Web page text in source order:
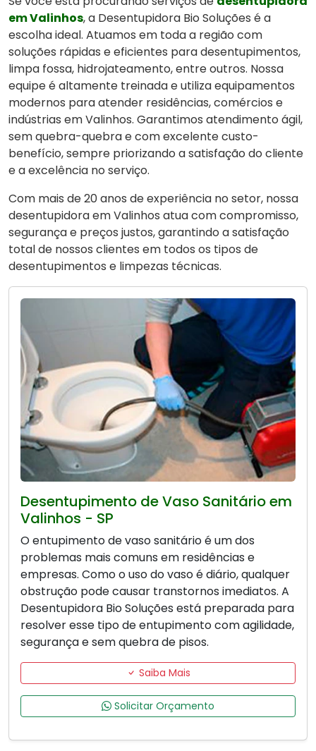
em Valinhos, a Desentupidora Bio Soluções é a
escolha ideal. Atuamos em toda a região com
soluções rápidas e eficientes para desentupimentos,
limpa fossa, hidrojateamento, entre outros. Nossa
equipe é altamente treinada e utiliza equipamentos
modernos para atender residências, comércios e
indústrias em Valinhos. Garantimos atendimento ágil,
sem quebra-quebra e com excelente custo-
benefício, sempre priorizando a satisfação do cliente
e a excelência no serviço.
Com mais de 20 anos de experiência no setor, nossa
desentupidora em Valinhos atua com compromisso,
segurança e preços justos, garantindo a satisfação
total de nossos clientes em todos os tipos de
desentupimentos e limpezas técnicas.
Desentupimento de Vaso Sanitário em
Valinhos - SP
O entupimento de vaso sanitário é um dos
problemas mais comuns em residências e
empresas. Como o uso do vaso é diário, qualquer
obstrução pode causar transtornos imediatos. A
Desentupidora Bio Soluções está preparada para
resolver esse tipo de entupimento com agilidade,
segurança e sem quebra de pisos.
Saiba Mais
Solicitar Orçamento